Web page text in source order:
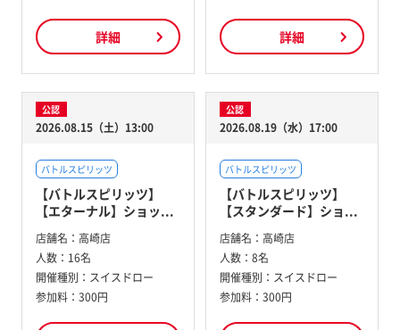
詳細 詳細
公認
2026.08.15（土）13:00
バトルスピリッツ
【バトルスピリッツ】
【エターナル】ショッ...
店舗名： 高崎店
人数： 16名
開催種別： スイスドロー
参加料： 300円
公認
2026.08.19（水）17:00
バトルスピリッツ
【バトルスピリッツ】
【スタンダード】ショ...
店舗名： 高崎店
人数： 8名
開催種別： スイスドロー
参加料： 300円